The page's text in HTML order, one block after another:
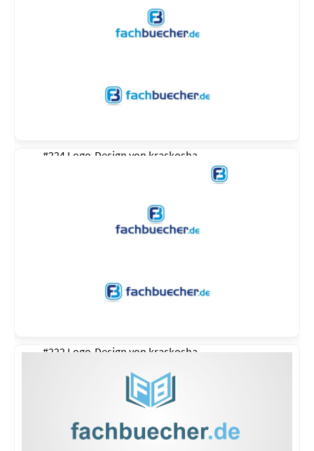
#224 Logo-Design von kraskosha
#222 Logo-Design von kraskosha